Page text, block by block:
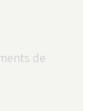
de